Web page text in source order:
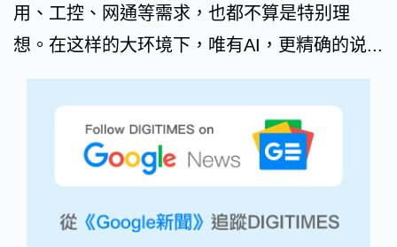
用、工控、网通等需求，也都不算是特别理
想。在这样的大环境下，唯有AI，更精确的说...